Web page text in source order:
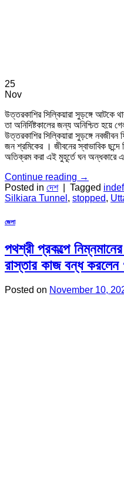
25
Nov
উত্তরকাশির সিল্কিয়ারা সুড়ঙ্গে আটকে
তা অনির্দিষ্টকালের জন্য অনিশ্চিত
উত্তরকাশির সিল্কিয়ারা সুড়ঙ্গে নবজীবন
জন শ্রমিকের । জীবনের স্বাভাবিক
অতিক্রম করা এই মুহূর্তে ঘন অন্ধকারে
Continue reading →
Posted in দেশ Tagged
Silkiara Tunnel , stopped,
জেলা
পথশ্রী প্রকল্পে
রাস্তার কাজ বন্ধ করলেন
Posted on November 10,